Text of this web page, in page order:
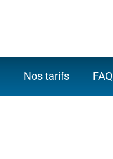
Nos tarifs FAQ